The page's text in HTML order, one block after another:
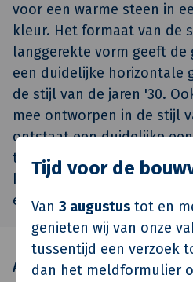
Tijd voor de
Van 3 augustus tot en
genieten wij van onze
tussentijd een verzoek
dan het meldformulier
voor een warme steen in
kleur. Het formaat van de
langgerekte vorm geeft de
een duidelijke horizontale
de stijl van de jaren '30.
mee ontworpen in de stijl
ontstaat een duidelijke
tevens voor zorgt dat de
kwaliteit van de woningen
erfafscheidingen is
Architect